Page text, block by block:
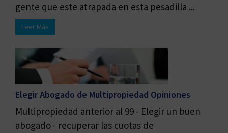
gente que este atrapada en esta pesadilla ...
Leer Más
Elegir Abogado de Multipropiedad Opiniones
Multipropiedad anterior al 99 - Elegir un buen
abogado - recuperar las cuotas de